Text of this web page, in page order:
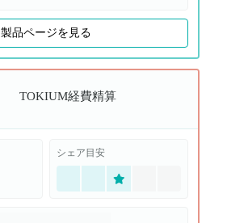
製品ページを見る
TOKIUM経費精算
シェア目安